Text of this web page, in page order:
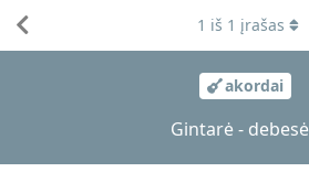
akordai
Gintarė -
1 iš 1 įrašas